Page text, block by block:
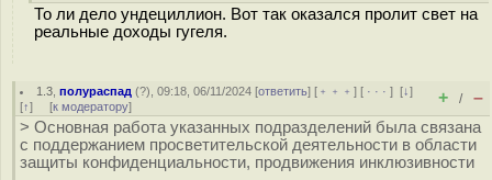
То ли дело ундециллион. Вот так оказался пролит свет на
реальные доходы гугеля.
1.3 ,полураспад (?), 09:18, 06/11/2024 [ответить] [ ﹢﹢﹢] [ · · ·][↓]
[↑] [к модератору] + / –
> Основная работа указанных подразделений была связана
с поддержанием просветительской деятельности в области
защиты конфиденциальности, продвижения инклюзивности